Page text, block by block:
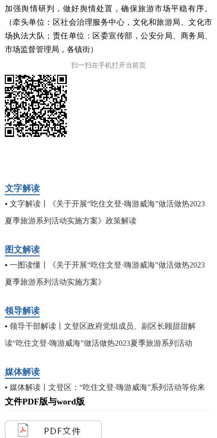
加强舆情研判，做好舆情处置，确保旅游市场平稳有序。
（牵头单位：区社会治理服务中心，文化和旅游局、文化市
场执法大队；责任单位：区委宣传部，公安分局、商务局、
市场监督管理局，各镇街）
扫一扫在手机打开当前页
文字解读
• 文字解读丨《关于开展“吃住文登·嗨游威海”做活做热2023
夏季旅游系列活动实施方案》政策解读
图文解读
• 一图读懂丨《关于开展“吃住文登·嗨游威海”做活做热2023
夏季旅游系列活动实施方案》
领导解读
• 领导干部解读丨文登区政府党组成员、副区长顾甜甜解
读“吃住文登·嗨游威海”做活做热2023夏季旅游系列活动
媒体解读
• 媒体解读丨文登区：“吃住文登·嗨游威海”系列活动等你来
文件PDF版与word版